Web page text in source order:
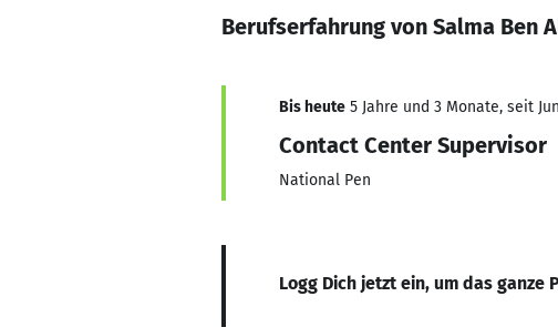
Berufserfahrung von Salma Ben
Bis heute 5 Jahre und 3 Monate, seit
Contact Center Supervisor
National Pen
Logg Dich jetzt ein, um das ganze